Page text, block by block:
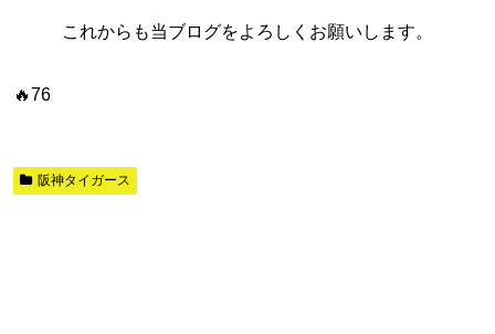
これからも当ブログをよろしくお願いします。
🔥76
阪神タイガース